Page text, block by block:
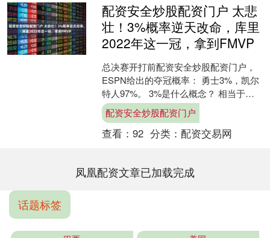
配资安全炒股配资门户 太悲
壮！3%概率逆天改命，库里
2022年这一冠，拿到FMVP
总决赛开打前配资安全炒股配资门户，
ESPN给出的夺冠概率： 勇士3%，凯尔
特人97%。 3%是什么概念？ 相当于你
买一张彩票，中奖的概率都比这个高。
全世界都不....
配资安全炒股配资门户
查看： 92 分类： 配资交易网
凤凰配资文章已加载完成
话题标签